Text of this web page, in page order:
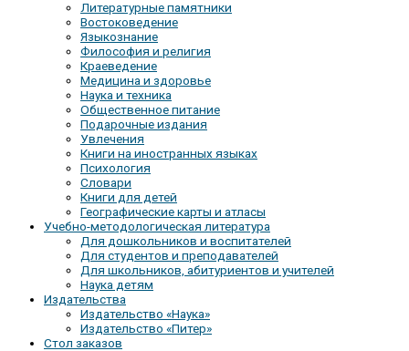
Литературные памятники
Востоковедение
Языкознание
Философия и религия
Краеведение
Медицина и здоровье
Наука и техника
Общественное питание
Подарочные издания
Увлечения
Книги на иностранных языках
Психология
Словари
Книги для детей
Географические карты и атласы
Учебно-методологическая литература
Для дошкольников и воспитателей
Для студентов и преподавателей
Для школьников, абитуриентов и учителей
Наука детям
Издательства
Издательство «Наука»
Издательство «Питер»
Стол заказов